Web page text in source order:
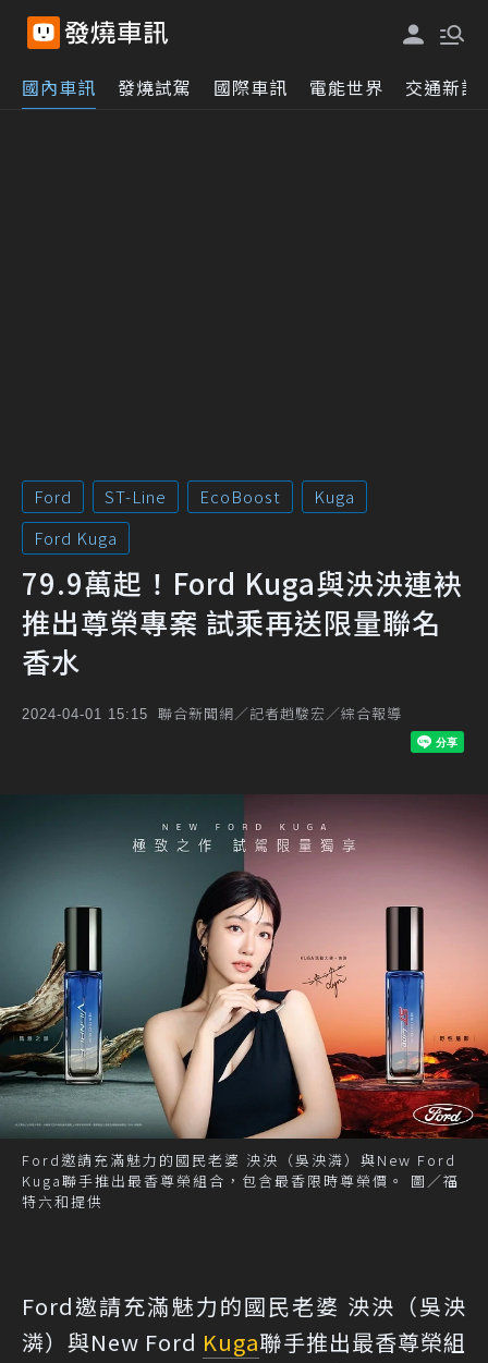
國內車訊 發燒試駕 國際車訊 電能世界 交通新訊
Ford ST-Line EcoBoost
Kuga
Ford Kuga
79.9萬起！Ford Kuga與泱泱連袂
推出尊榮專案 試乘再送限量聯名
香水
2024-04-01 15:15 聯合新聞網／記者趙駿宏／綜合報導
Ford邀請充滿魅力的國民老婆 泱泱（吳泱潾）與New Ford
Kuga聯手推出最香尊榮組合，包含最香限時尊榮價。 圖／福
特六和提供
Ford邀請充滿魅力的國民老婆 泱泱（吳泱
潾）與New Ford Kuga聯手推出最香尊榮組